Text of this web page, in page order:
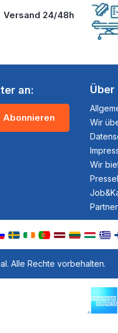
Versand 24/48h
an:
Abonnieren
Über
Wir
Wir
Alle Rechte vorbehalten.